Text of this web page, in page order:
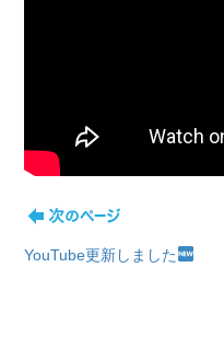
YouTube更新しました